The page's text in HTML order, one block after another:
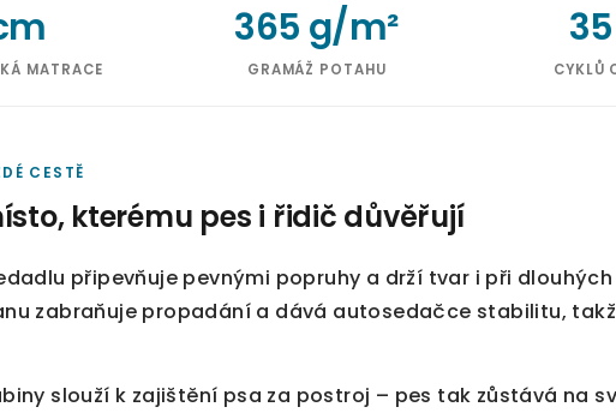
MATRACE
365 g/m²
GRAMÁŽ POTAHU CYKLŮ
CESTĚ
kterému pes i řidič důvěřují
připevňuje pevnými popruhy a drží tvar i při
zabraňuje propadání a dává autosedačce stabilitu,
slouží k zajištění psa za postroj – pes tak zůstává na